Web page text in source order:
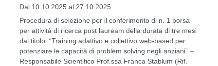
Dal 10.10.2025 al 27.10.2025
Procedura di selezione per il conferimento di n. 1 borsa
per attività di ricerca post lauream della durata di tre mesi
dal titolo: “Training adattivo e collettivo web-based per
potenziare le capacità di problem solving negli anziani” –
Responsabile Scientifico Prof.ssa Franca Stablum (Rif.